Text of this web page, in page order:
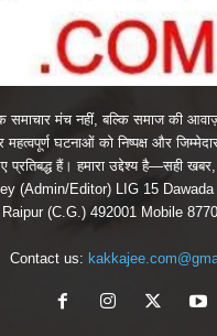
समाचार मंच नहीं, बल्कि समाज की
घटनाओं को निष्पक्ष और
प्रतिबद्ध हैं। हमारा उद्देश्य है—सही
(Admin/Editor) LIG 15
Raipur (C.G.) 492001 Mobile
Contact us: